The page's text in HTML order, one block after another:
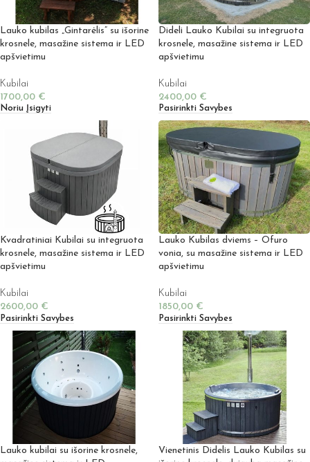
Lauko kubilas „Gintarėlis” su išorine
krosnele, masažine sistema ir LED
apšvietimu
Kubilai
1700,00 €
Noriu Įsigyti
Dideli Lauko Kubilai su integruota
krosnele, masažine sistema ir LED
apšvietimu
Kubilai
2400,00 €
Pasirinkti Savybes
Kvadratiniai Kubilai su integruota
krosnele, masažine sistema ir LED
apšvietimu
Kubilai
2600,00 €
Pasirinkti Savybes
Lauko Kubilas dviems – Ofuro
vonia, su masažine sistema ir LED
apšvietimu
Kubilai
1850,00 €
Pasirinkti Savybes
Lauko kubilai su išorine krosnele,
Vienetinis Didelis Lauko Kubilas su